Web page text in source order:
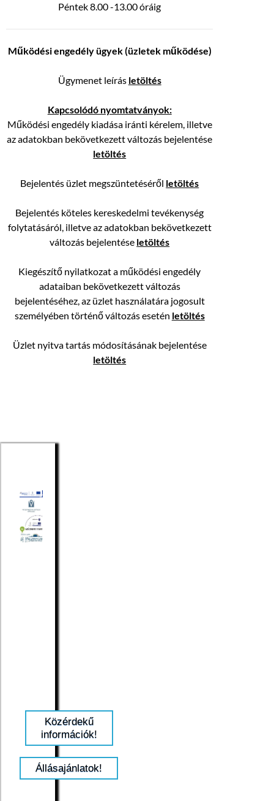
Péntek 8.00 -13.00 óráig
Működési engedély ügyek (üzletek működése)
Ügymenet leírás letöltés
Kapcsolódó nyomtatványok:
Működési engedély kiadása iránti kérelem, illetve
az adatokban bekövetkezett változás bejelentése
letöltés
Bejelentés üzlet megszüntetéséről letöltés
Bejelentés köteles kereskedelmi tevékenység
folytatásáról, illetve az adatokban bekövetkezett
változás bejelentése letöltés
Kiegészítő nyilatkozat a működési engedély
adataiban bekövetkezett változás
bejelentéséhez, az üzlet használatára jogosult
személyében történő változás esetén letöltés
Üzlet nyitva tartás módosításának bejelentése
letöltés
Közérdekű
információk!
Állásajánlatok!